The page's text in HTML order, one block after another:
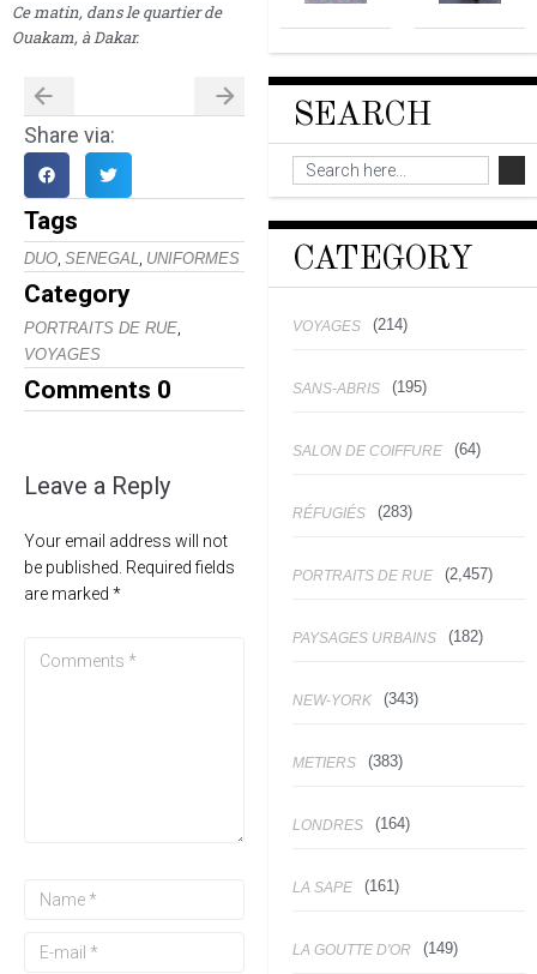
Ce matin, dans le quartier de
Ouakam, à Dakar.
Share via:
Tags
DUO, SENEGAL, UNIFORMES
Category
PORTRAITS DE RUE,
VOYAGES
Comments 0
Leave a Reply
Your email address will not
be published. Required fields
are marked *
SEARCH
CATEGORY
VOYAGES (214)
SANS-ABRIS (195)
SALON DE COIFFURE (64)
RÉFUGIÉS (283)
PORTRAITS DE RUE (2,457)
PAYSAGES URBAINS (182)
NEW-YORK (343)
METIERS (383)
LONDRES (164)
LA SAPE (161)
LA GOUTTE D'OR (149)